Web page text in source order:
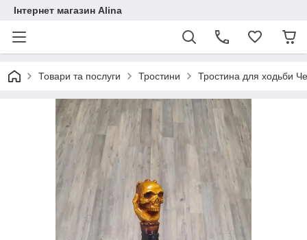
Інтернет магазин Alina
Товари та послуги Тростини Тростина для ходьби